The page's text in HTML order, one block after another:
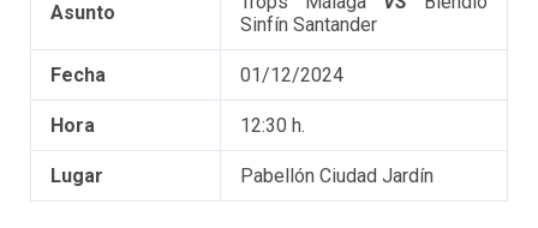
Asunto
Sinfín Santander
Fecha 01/12/2024
Hora 12:30 h.
Lugar Pabellón Ciudad Jardín